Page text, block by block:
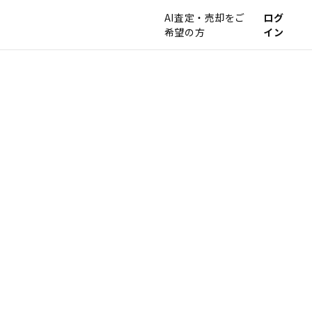
AI査定・売却をご
希望の方
ログ
イン